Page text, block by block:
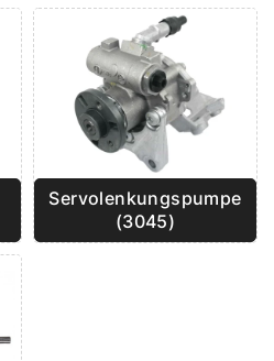
Servolenkungspumpe
(3045)